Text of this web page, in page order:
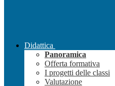
Didattica
Panoramica
Offerta formativa
I progetti delle classi
Valutazione